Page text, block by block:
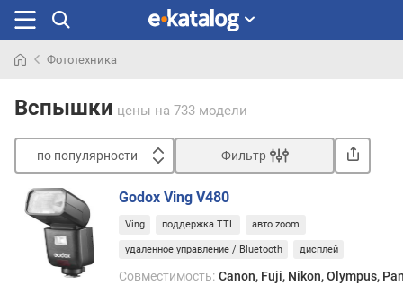
раньше
Фототехника
Вспышки цены на 733 модели
по популярности
п
о
п
о
Фильтр
Godox Ving V480
Ving поддержка TTL авто zoom
удаленное управление / Bluetooth дисплей
Совместимость: Canon, Fuji, Nikon, Olympus,